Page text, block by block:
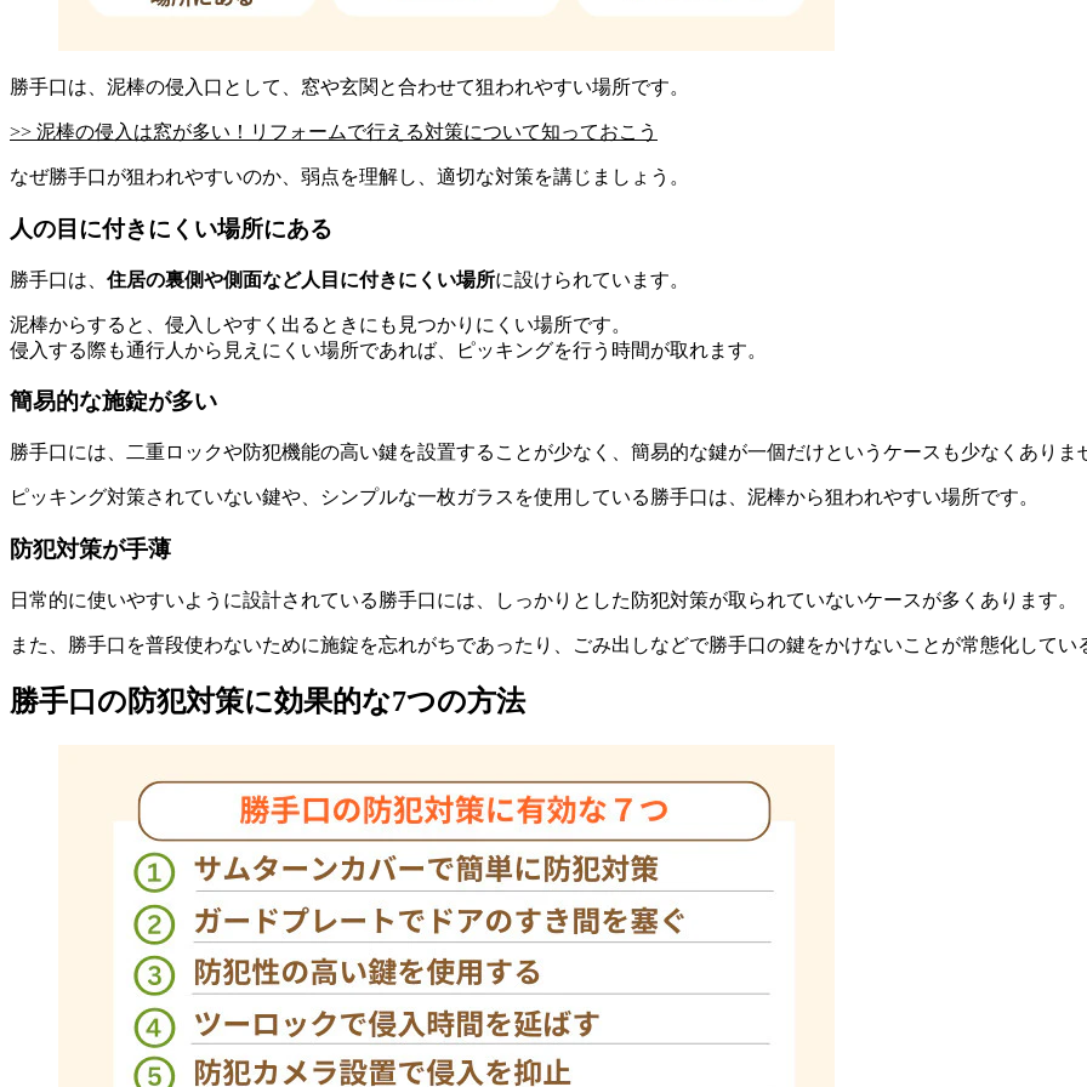
勝手口は、泥棒の侵入口として、窓や玄関と合わせて狙われやすい場所です。
>> 泥棒の侵入は窓が多い！リフォームで行える対策について知っておこう
なぜ勝手口が狙われやすいのか、弱点を理解し、適切な対策を講じましょう。
人の目に付きにくい場所にある
勝手口は、 住居の裏側や側面など人目に付きにくい場所に設けられています。
泥棒からすると、侵入しやすく出るときにも見つかりにくい場所です。
侵入する際も通行人から見えにくい場所であれば、ピッキングを行う時間が取れます。
簡易的な施錠が多い
勝手口には、二重ロックや防犯機能の高い鍵を設置することが少なく、簡易的な鍵が一個だけというケースも少なくありま
ピッキング対策されていない鍵や、シンプルな一枚ガラスを使用している勝手口は、泥棒から狙われやすい場所です。
防犯対策が手薄
日常的に使いやすいように設計されている勝手口には、しっかりとした防犯対策が取られていないケースが多くあります。
また、勝手口を普段使わないために施錠を忘れがちであったり、ごみ出しなどで勝手口の鍵をかけないことが常態化してい
勝手口の防犯対策に効果的な7つの方法